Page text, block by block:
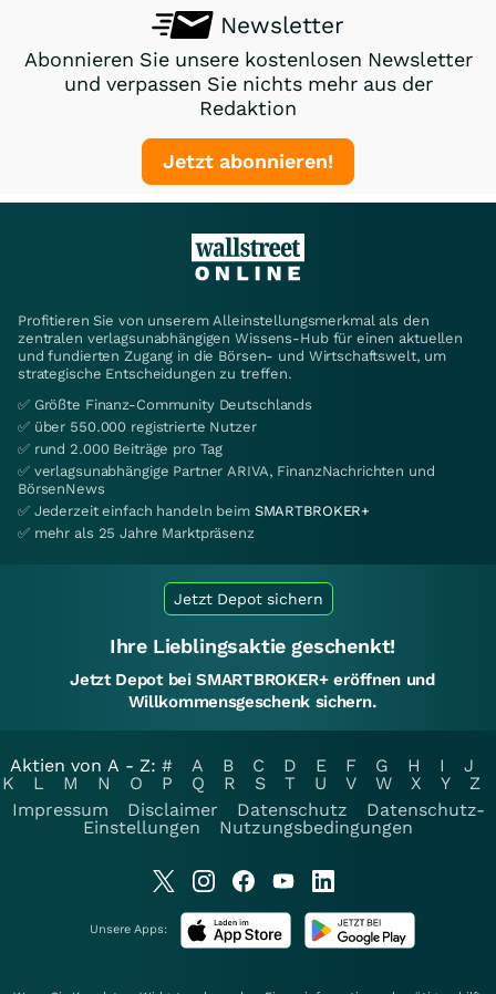
Newsletter
Abonnieren Sie unsere kostenlosen Newsletter
und verpassen Sie nichts mehr aus der
Redaktion
Jetzt abonnieren!
Profitieren Sie von unserem Alleinstellungsmerkmal als den
zentralen verlagsunabhängigen Wissens-Hub für einen aktuellen
und fundierten Zugang in die Börsen- und Wirtschaftswelt, um
strategische Entscheidungen zu treffen.
✅ Größte Finanz-Community Deutschlands
✅ über 550.000 registrierte Nutzer
✅ rund 2.000 Beiträge pro Tag
✅ verlagsunabhängige Partner ARIVA, FinanzNachrichten und
BörsenNews
✅ Jederzeit einfach handeln beim SMARTBROKER+
✅ mehr als 25 Jahre Marktpräsenz
Jetzt Depot sichern
Ihre Lieblingsaktie geschenkt!
Jetzt Depot bei SMARTBROKER+ eröffnen und
Willkommensgeschenk sichern.
Aktien von A - Z: # A B C D E F G H I
J
K
L M N O P Q R S T U V W X Y
Z
Impressum
Disclaimer Datenschutz
Datenschutz-
Einstellungen
Nutzungsbedingungen
Unsere Apps: